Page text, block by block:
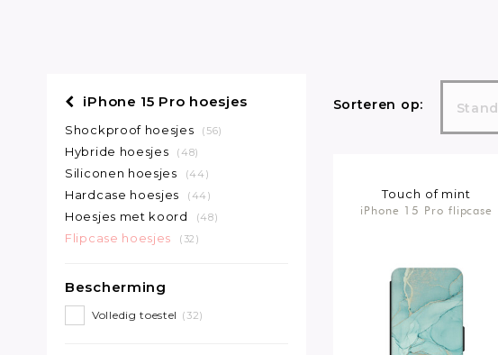
iPhone 15 Pro hoesjes
Shockproof hoesjes (56)
Hybride hoesjes (48)
Siliconen hoesjes (44)
Hardcase hoesjes (44)
Hoesjes met koord (48)
Flipcase hoesjes (32)
Bescherming
Volledig toestel (32)
Sorteren op:
Touch of mint
iPhone 15 Pro flipcase